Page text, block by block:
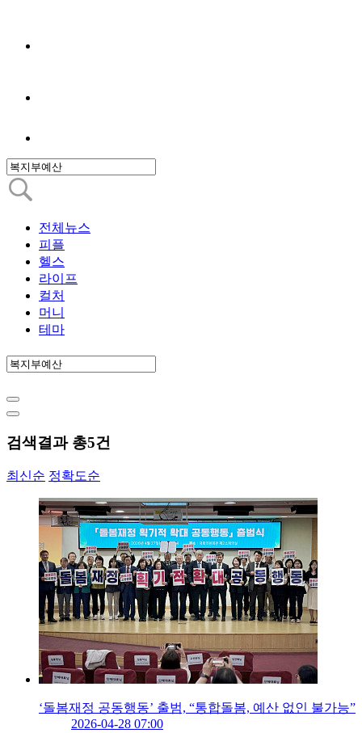
전체뉴스
피플
헬스
라이프
컬처
머니
테마
검색결과 총5건
최신순 정확도순
‘돌봄재정 공동행동’ 출범, “통합돌봄, 예산 없인 불가능”
2026-04-28 07:00